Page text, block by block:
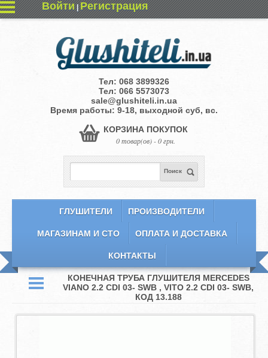
Войти|Регистрация
Тел: 068 3899326
Тел: 066 5573073
sale@glushiteli.in.ua
Время работы: 9-18, выходной суб, вс.
КОРЗИНА ПОКУПОК
0 товар(ов) - 0 грн.
Поиск
ГЛУШИТЕЛИ ПРОИЗВОДИТЕЛИ
МАГАЗИНАМ И СТО ОПЛАТА И ДОСТАВКА
КОНТАКТЫ
КОНЕЧНАЯ ТРУБА ГЛУШИТЕЛЯ MERCEDES
VIANO 2.2 CDI 03- SWB , VITO 2.2 CDI 03- SWB,
КОД 13.188